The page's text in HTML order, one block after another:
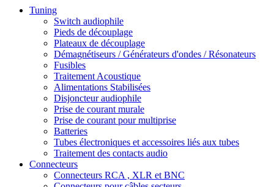
Tuning
Switch audiophile
Pieds de découplage
Plateaux de découplage
Démagnétiseurs / Générateurs d'ondes / Résonateurs
Fusibles
Traitement Acoustique
Alimentations Stabilisées
Disjoncteur audiophile
Prise de courant murale
Prise de courant pour multiprise
Batteries
Tubes électroniques et accessoires liés aux tubes
Traitement des contacts audio
Connecteurs
Connecteurs RCA , XLR et BNC